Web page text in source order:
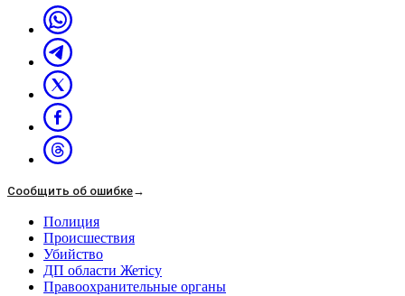
Сообщить об ошибке→
Полиция
Происшествия
Убийство
ДП области Жетісу
Правоохранительные органы